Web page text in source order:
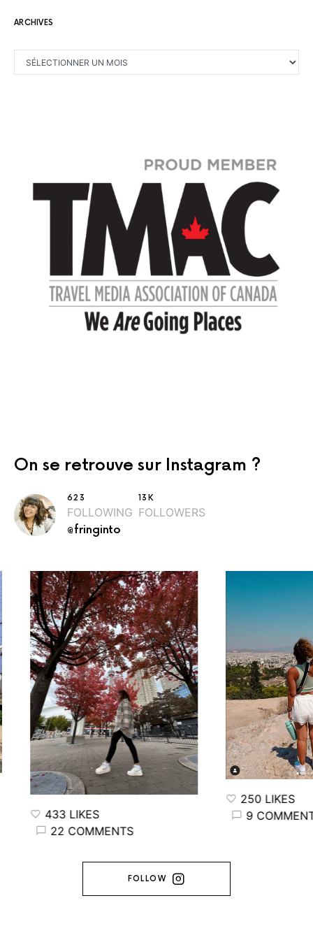
ARCHIVES
ARCHIVES
On se retrouve sur Instagram ?
623
FOLLOWING
13K
FOLLOWERS
@fringinto
433 LIKES
22 COMMENTS
250 LIKES
9 COMMENTS
FOLLOW